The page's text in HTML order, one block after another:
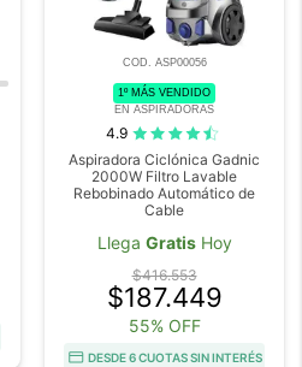
COD. ASP00056
1º MÁS VENDIDO
EN ASPIRADORAS
4.9
Aspiradora Ciclónica Gadnic
2000W Filtro Lavable
Rebobinado Automático de
Cable
Llega GratisHoy
$416.553
$187.449
55% OFF
DESDE 6 CUOTAS SIN INTERÉS